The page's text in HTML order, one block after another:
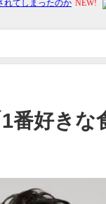
1番好き